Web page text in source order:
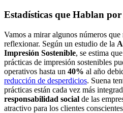
Estadísticas que Hablan por
Vamos a mirar algunos números que
reflexionar. Según un estudio de la
Impresión Sostenible, se estima
prácticas de impresión sostenibles
operativos hasta un 40% al año
reducción de desperdicios. Suena
prácticas están cada vez más
responsabilidad social de las
atractivo para los clientes